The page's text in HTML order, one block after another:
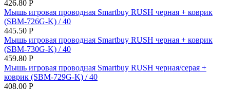
426.80 Р
Мышь игровая проводная Smartbuy RUSH черная + коврик
(SBM-726G-K) / 40
445.50 Р
Мышь игровая проводная Smartbuy RUSH черная + коврик
(SBM-730G-K) / 40
459.80 Р
Мышь игровая проводная Smartbuy RUSH черная/серая +
коврик (SBM-729G-K) / 40
408.00 Р